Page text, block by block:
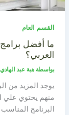
القسم العام
ما أفضل
العربي؟
بواسطة هبة عبد
يوجد المزيد من
منهم يحتوي علي
البرنامج